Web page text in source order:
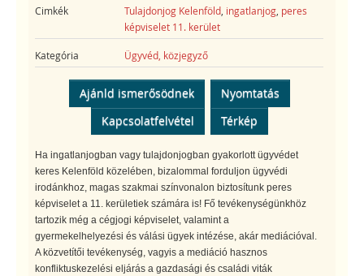
Cimkék Tulajdonjog Kelenföld ingatlanjog peres
képviselet 11. kerület
Kategória Ügyvéd, közjegyző
Ajánld ismerősödnek
Nyomtatás
Kapcsolatfelvétel
Térkép
Ha ingatlanjogban vagy tulajdonjogban gyakorlott ügyvédet
keres Kelenföld közelében, bizalommal forduljon ügyvédi
irodánkhoz, magas szakmai színvonalon biztosítunk peres
képviselet a 11. kerületiek számára is! Fő tevékenységünkhöz
tartozik még a cégjogi képviselet, valamint a
gyermekelhelyezési és válási ügyek intézése, akár mediációval.
A közvetítői tevékenység, vagyis a mediáció hasznos
konfliktuskezelési eljárás a gazdasági és családi viták